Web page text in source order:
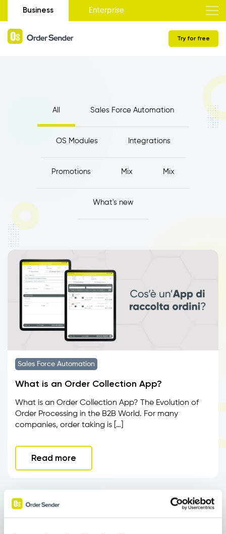
Business Enterprise
Try for free
All Sales Force Automation
OS Modules Integrations
Promotions Mix Mix
What's new
Sales Force Automation
What is an Order Collection App?
What is an Order Collection App? The Evolution of
Order Processing in the B2B World. For many
companies, order taking is […]
Read more